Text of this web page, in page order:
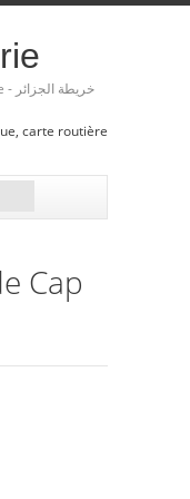
Plan et cartes des villes Algérienne - خريطة الجزائر
carte routière
Cap